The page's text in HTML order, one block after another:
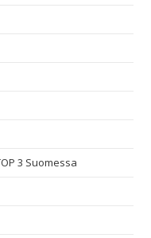
3 Suomessa